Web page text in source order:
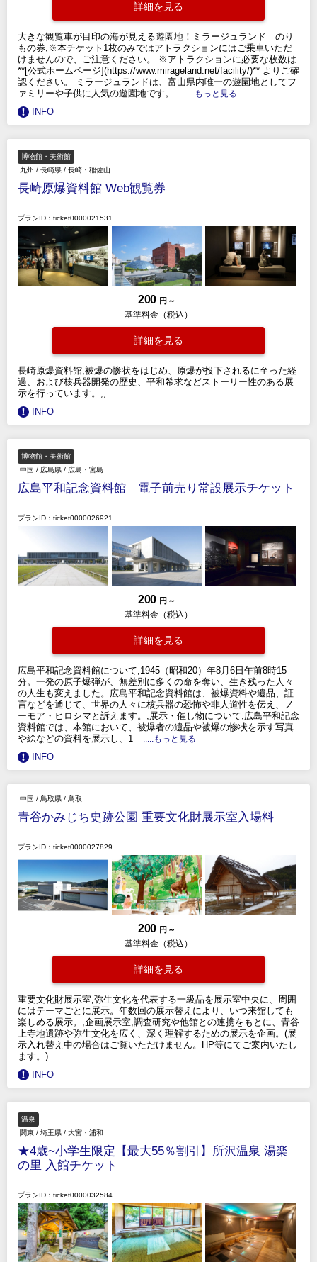
詳細を見る
大きな観覧車が目印の海が見える遊園地！ミラージュランド のり
もの券,※本チケット1枚のみではアトラクションにはご乗車いただ
けませんので、ご注意ください。 ※アトラクションに必要な枚数は
**[公式ホームページ](https://www.mirageland.net/facility/)** よりご確
認ください。 ミラージュランドは、富山県内唯一の遊園地としてフ
ァミリーや子供に人気の遊園地です。
.....もっと見る
INFO
博物館・美術館
九州 / 長崎県 / 長崎・稲佐山
長崎原爆資料館 Web観覧券
プランID：ticket0000021531
200 円 ～
基準料金（税込）
詳細を見る
長崎原爆資料館,被爆の惨状をはじめ、原爆が投下されるに至った経
過、および核兵器開発の歴史、平和希求などストーリー性のある展
示を行っています。,,
INFO
博物館・美術館
中国 / 広島県 / 広島・宮島
広島平和記念資料館 電子前売り常設展示チケット
プランID：ticket0000026921
200 円 ～
基準料金（税込）
詳細を見る
広島平和記念資料館について,1945（昭和20）年8月6日午前8時15
分。一発の原子爆弾が、無差別に多くの命を奪い、生き残った人々
の人生も変えました。広島平和記念資料館は、被爆資料や遺品、証
言などを通じて、世界の人々に核兵器の恐怖や非人道性を伝え、ノ
ーモア・ヒロシマと訴えます。,展示・催し物について,広島平和記念
資料館では、本館において、被爆者の遺品や被爆の惨状を示す写真
や絵などの資料を展示し、1
.....もっと見る
INFO
中国 / 鳥取県 / 鳥取
青谷かみじち史跡公園 重要文化財展示室入場料
プランID：ticket0000027829
200 円 ～
基準料金（税込）
詳細を見る
重要文化財展示室,弥生文化を代表する一級品を展示室中央に、周囲
にはテーマごとに展示。年数回の展示替えにより、いつ来館しても
楽しめる展示。,企画展示室,調査研究や他館との連携をもとに、青谷
上寺地遺跡や弥生文化を広く、深く理解するための展示を企画。(展
示入れ替え中の場合はご覧いただけません。HP等にてご案内いたし
ます。)
INFO
温泉
関東 / 埼玉県 / 大宮・浦和
★4歳~小学生限定【最大55％割引】所沢温泉 湯楽
の里 入館チケット
プランID：ticket0000032584